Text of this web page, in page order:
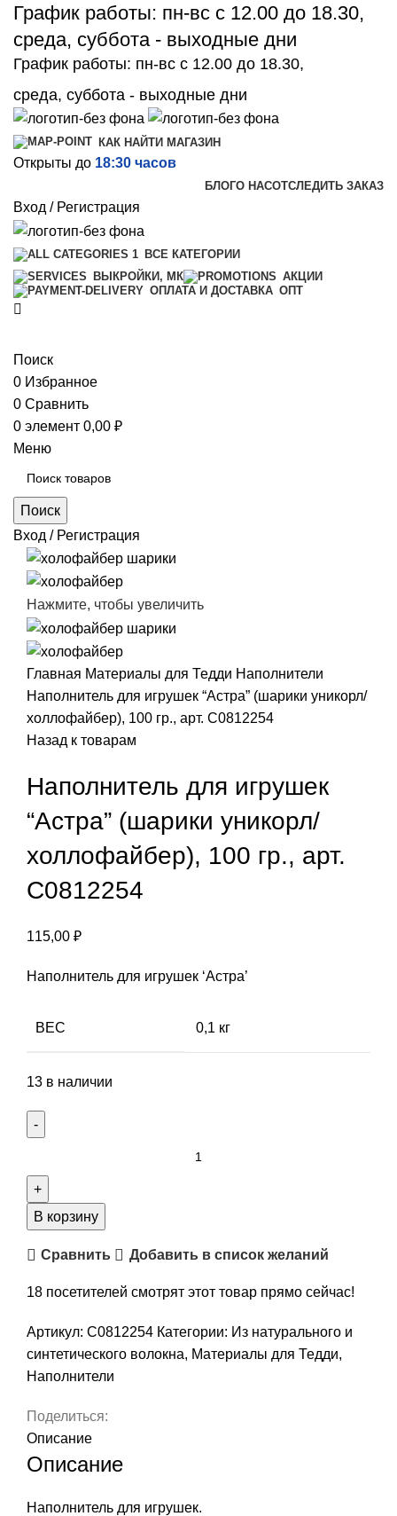
График работы: пн-вс с 12.00 до 18.30,
среда, суббота - выходные дни
График работы: пн-вс с 12.00 до 18.30,
среда, суббота - выходные дни
КАК НАЙТИ МАГАЗИН
Открыты до 18:30 часов
БЛОГО НАСОТСЛЕДИТЬ ЗАКАЗ
Вход / Регистрация
ВСЕ КАТЕГОРИИ
ВЫКРОЙКИ, МК
АКЦИИ
ОПЛАТА И ДОСТАВКА ОПТ
Поиск
0 Избранное
0 Сравнить
0 элемент 0,00 ₽
Меню
Поиск
Вход / Регистрация
Нажмите, чтобы увеличить
Главная Материалы для Тедди Наполнители
Наполнитель для игрушек “Астра” (шарики уникорл/
холлофайбер), 100 гр., арт. С0812254
Назад к товарам
Наполнитель для игрушек
“Астра” (шарики уникорл/
холлофайбер), 100 гр., арт.
С0812254
115,00 ₽
Наполнитель для игрушек ‘Астра’
ВЕС 0,1 кг
13 в наличии
Наполнитель
для
"Астра"
холлофайбер),
100
гр.,
С0812254
В корзину
Сравнить Добавить в список желаний
18 посетителей смотрят этот товар прямо сейчас!
Артикул: С0812254 Категории: Из натурального и
синтетического волокна, Материалы для Тедди,
Наполнители
Поделиться:
Описание
Описание
Наполнитель для игрушек.